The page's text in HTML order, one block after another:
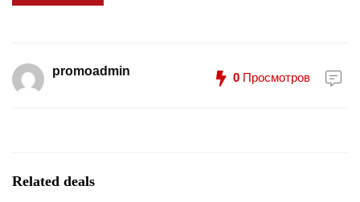
promoadmin 0 Просмотров
Related deals